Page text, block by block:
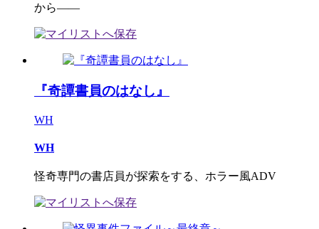
から――
『奇譚書員のはなし』
WH
WH
怪奇専門の書店員が探索をする、ホラー風ADV